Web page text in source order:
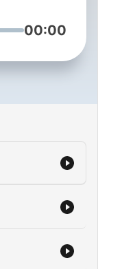
share a
fun or
00:00